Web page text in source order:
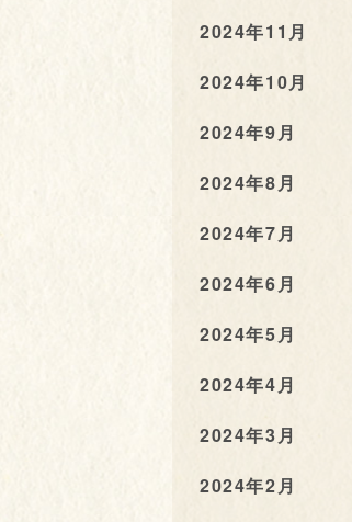
2024年11月
2024年10月
2024年9月
2024年8月
2024年7月
2024年6月
2024年5月
2024年4月
2024年3月
2024年2月